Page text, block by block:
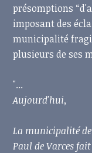
présomptions
imposant des
municipalité
plusieurs de ses
"...
Aujourd'hui,
La municipalité
Paul de Varces